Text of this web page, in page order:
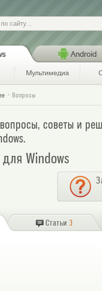
Поиск
Android
Мультимедиа
Вопросы
советы и
Windows
Статьи 3